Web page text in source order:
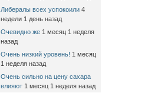
Либералы всех успокоили 4
недели 1 день назад
Очевидно же 1 месяц 1 неделя
назад
Очень низкий уровень! 1 месяц
1 неделя назад
Очень сильно на цену сахара
влияют 1 месяц 1 неделя назад